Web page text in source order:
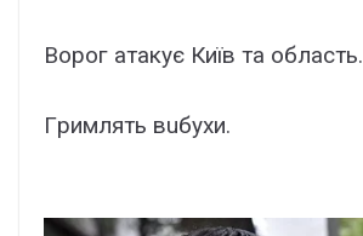
Воpог атaкує Київ та облaсть.
Гpимлять вuбуxи.